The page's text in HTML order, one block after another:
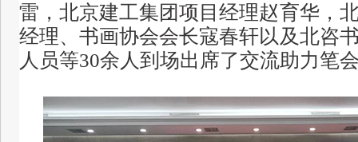
雷，北京建工集团项目经理赵育华，
经理、书画协会会长寇春轩以及北咨
人员等30余人到场出席了交流助力笔